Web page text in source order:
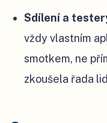
Sdílení a
vždy vlastním
smotkem, ne
zkoušela řada